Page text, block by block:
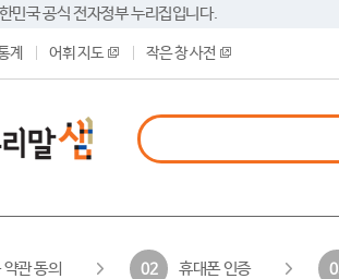
민국 공식 전자정부 누리집입니다.
계 어휘 지도 작은 창 사전
약관 동의 02 휴대폰 인증